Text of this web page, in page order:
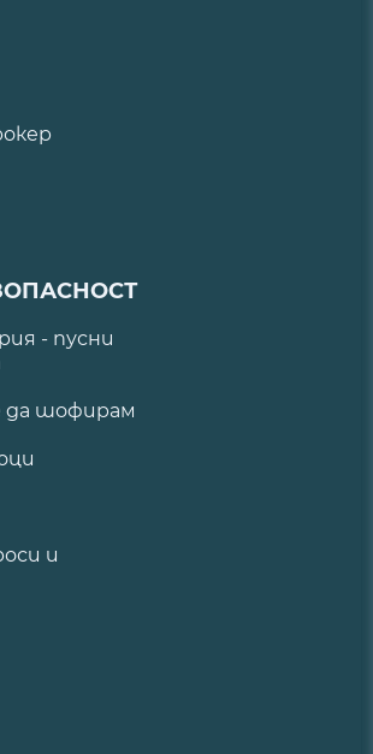
- пусни
да шофирам
и